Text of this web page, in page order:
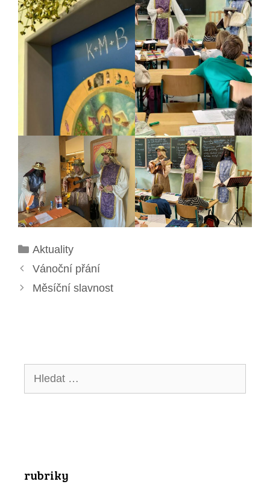
Rubriky
Aktuality
Vánoční přání
Měsíční slavnost
Hledat:
rubriky